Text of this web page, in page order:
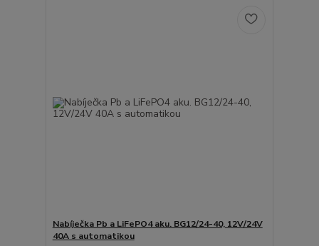
Nabíječka Pb a LiFePO4 aku. BG12/24-40, 12V/24V
40A s automatikou